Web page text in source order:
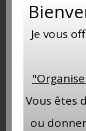
Je vous
Vous êtes
ou